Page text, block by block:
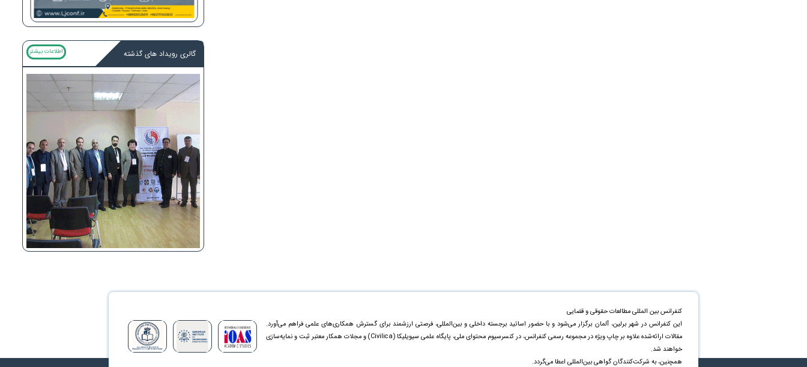
گالری رویداد های گذشته اطلاعات بیشتر
کنفرانس بین المللی مطالعات حقوقی و قضایی
این کنفرانس در شهر برلین، آلمان برگزار می‌شود و با حضور اساتید برجسته داخلی و بین‌المللی، فرصتی ارزشمند برای گسترش همکاری‌های علمی فراهم می‌آورد.
مقالات ارائه‌شده علاوه بر چاپ ویژه در مجموعه رسمی کنفرانس، در کنسرسیوم محتوای ملی، پایگاه علمی سیویلیکا (Civilica) و مجلات همکار معتبر ثبت و نمایه‌سازی
خواهند شد.
همچنین، به شرکت‌کنندگان گواهی بین‌المللی اعطا می‌گردد.